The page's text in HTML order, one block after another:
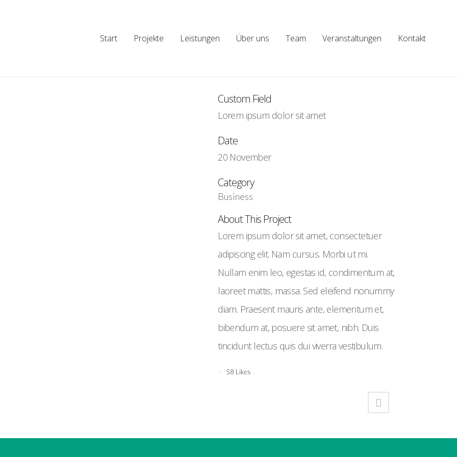
Start Projekte Leistungen Über uns Team Veranstaltungen Kontakt
Custom Field
Lorem ipsum dolor sit amet
Date
20 November
Category
Business
About This Project
Lorem ipsum dolor sit amet, consectetuer
adipiscing elit. Nam cursus. Morbi ut mi.
Nullam enim leo, egestas id, condimentum at,
laoreet mattis, massa. Sed eleifend nonummy
diam. Praesent mauris ante, elementum et,
bibendum at, posuere sit amet, nibh. Duis
tincidunt lectus quis dui viverra vestibulum.
58 Likes
Impressum